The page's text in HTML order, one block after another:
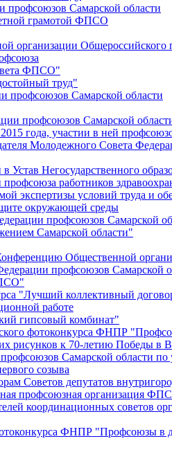
Самарской области
грамотой ФПСО
организации
ФПСО"
труд"
профсоюзов Самарской области
профсоюзов Самарской
года, участии в ней
Молодежного Совета
Негосударственного
работников
экспертизы условий труда и
окружающей среды
профсоюзов Самарской
Самарской области"
Общественной
профсоюзов Самарской
"Лучший коллективный
работе
гипсовый комбинат"
фотоконкурса ФНПР
рисунков к 70-летию Победы в
Самарской области
созыва
Советов депутатов
профсоюзная организация
координационных советов
ФНПР "Профсоюзы в